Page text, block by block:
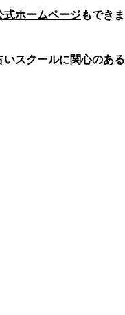
式ホームページもでき
スクールに関心のあ